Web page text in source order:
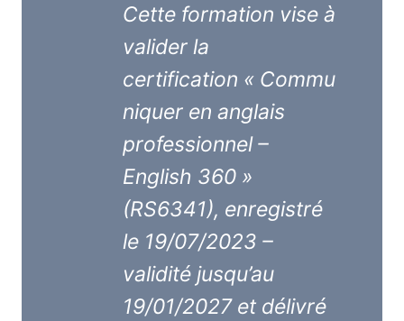
Cette formation vise à
valider la
certification « Commu
niquer en anglais
professionnel –
English 360 »
(RS6341), enregistré
le 19/07/2023 –
validité jusqu’au
19/01/2027 et délivré